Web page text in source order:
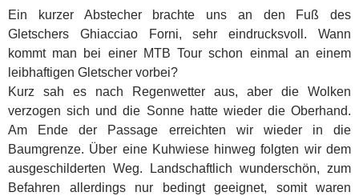
Ein kurzer Abstecher brachte uns an den Fuß des
Gletschers Ghiacciao Forni, sehr eindrucksvoll. Wann
kommt man bei einer MTB Tour schon einmal an einem
leibhaftigen Gletscher vorbei?
Kurz sah es nach Regenwetter aus, aber die Wolken
verzogen sich und die Sonne hatte wieder die Oberhand.
Am Ende der Passage erreichten wir wieder in die
Baumgrenze. Über eine Kuhwiese hinweg folgten wir dem
ausgeschilderten Weg. Landschaftlich wunderschön, zum
Befahren allerdings nur bedingt geeignet, somit waren